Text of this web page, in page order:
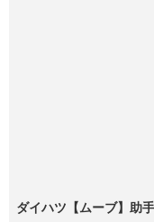
ダイハツ【ムーブ】助